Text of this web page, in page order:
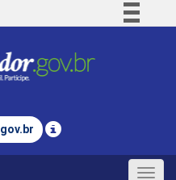
Comunica BR
Legislação
gov.br
Toggle